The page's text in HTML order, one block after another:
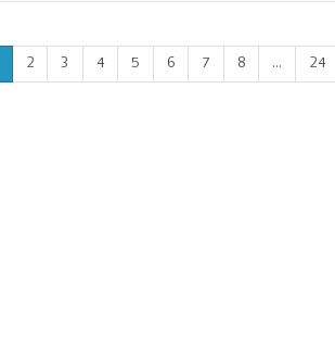
2 3 4 5 6 7 8 ... 24